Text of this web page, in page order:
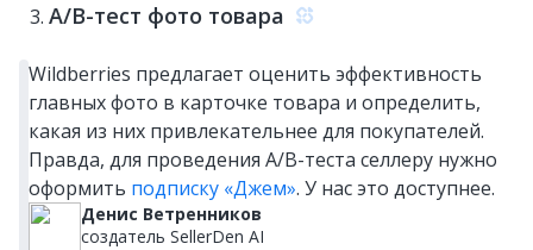
A/B-тест фото товара
Wildberries предлагает оценить эффективность
главных фото в карточке товара и определить,
какая из них привлекательнее для покупателей.
Правда, для проведения А/B-теста селлеру нужно
оформить подписку «Джем». У нас это доступнее.
Денис Ветренников
создатель SellerDen AI